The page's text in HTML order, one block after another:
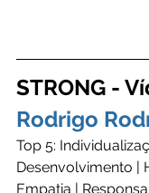
STRONG -
Rodrigo
Top 5:
Desenvolvimento |
Empatia |